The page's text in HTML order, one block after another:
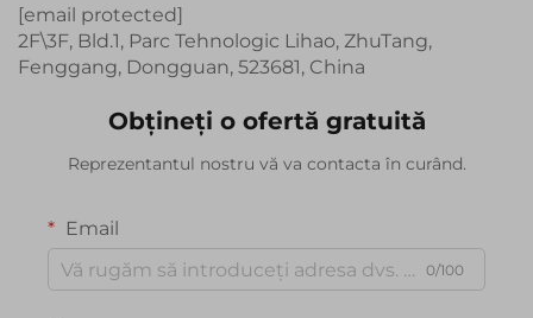
[email protected]
2F\3F, Bld.1, Parc Tehnologic Lihao, ZhuTang,
Fenggang, Dongguan, 523681, China
Obțineți o ofertă gratuită
Reprezentantul nostru vă va contacta în curând.
Email
0/100